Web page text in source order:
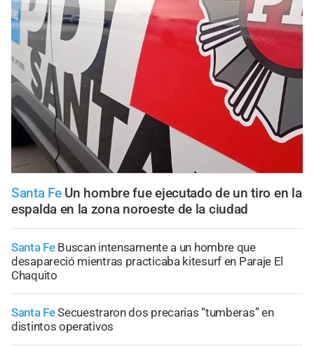
Santa Fe Un hombre fue ejecutado de un tiro en la
espalda en la zona noroeste de la ciudad
Santa Fe Buscan intensamente a un hombre que
desapareció mientras practicaba kitesurf en Paraje El
Chaquito
Santa FeSecuestraron dos precarias “tumberas” en
distintos operativos